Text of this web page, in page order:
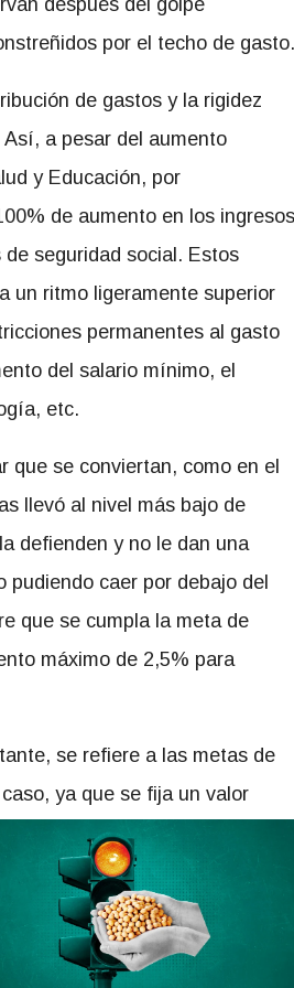
después del golpe
por el techo de gasto.
de gastos y la rigidez
a pesar del aumento
y Educación, por
de aumento en los ingresos
seguridad social. Estos
un ritmo ligeramente superior
permanentes al gasto
del salario mínimo, el
etc.
que se conviertan, como en el
llevó al nivel más bajo de
defienden y no le dan una
caer por debajo del
que se cumpla la meta de
máximo de 2,5% para
se refiere a las metas de
ya que se fija un valor